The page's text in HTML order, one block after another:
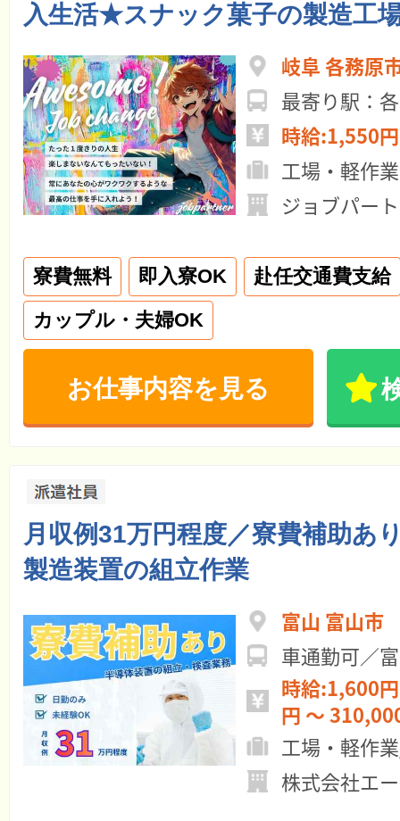
入生活★スナック菓子の製造工
岐阜 各務原
最寄り駅：
時給:1,550
工場・軽作業
ジョブパー
寮費無料 即入寮OK
赴任交通費支給
カップル・夫婦OK
お仕事内容を見る
月収例31万円程度／寮費補助あ
製造装置の組立作業
富山 富山市
車通勤可／
時給:1,600円 ～ 月給
円 ～
工場・軽作
株式会社エ